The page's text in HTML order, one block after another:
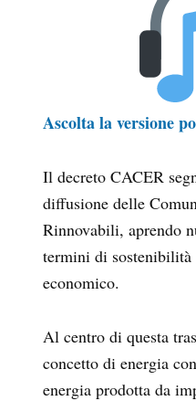
Ascolta la versione
Il decreto CACER
diffusione delle
Rinnovabili, aprendo
termini di
economico.
Al centro di questa
concetto di energia
energia prodotta da